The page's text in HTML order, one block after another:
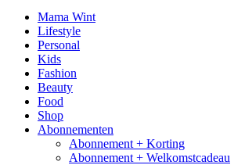
Mama Wint
Lifestyle
Personal
Kids
Fashion
Beauty
Food
Shop
Abonnementen
Abonnement + Korting
Abonnement + Welkomstcadeau